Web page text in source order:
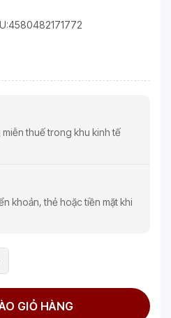
4580482171772
thuế trong khu kinh tế
khoản, thẻ hoặc tiền mặt khi
GIỎ HÀNG